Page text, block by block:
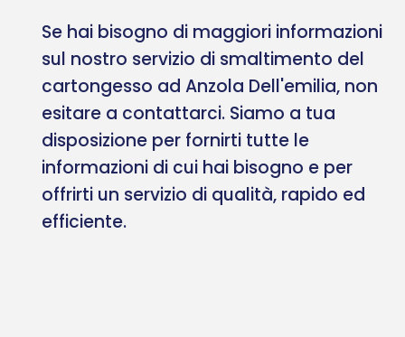
Se hai bisogno di maggiori informazioni
sul nostro servizio di smaltimento del
cartongesso ad Anzola Dell'emilia, non
esitare a contattarci. Siamo a tua
disposizione per fornirti tutte le
informazioni di cui hai bisogno e per
offrirti un servizio di qualità, rapido ed
efficiente.